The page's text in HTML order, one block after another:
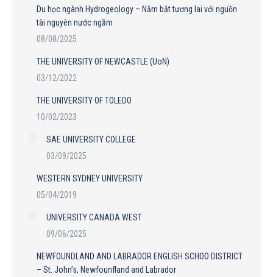
Du học ngành Hydrogeology – Nắm bắt tương lai với nguồn
tài nguyên nước ngầm
08/08/2025
THE UNIVERSITY OF NEWCASTLE (UoN)
03/12/2022
THE UNIVERSITY OF TOLEDO
10/02/2023
SAE UNIVERSITY COLLEGE
03/09/2025
WESTERN SYDNEY UNIVERSITY
05/04/2019
UNIVERSITY CANADA WEST
09/06/2025
NEWFOUNDLAND AND LABRADOR ENGLISH SCHOO DISTRICT
– St. John’s, Newfounfland and Labrador